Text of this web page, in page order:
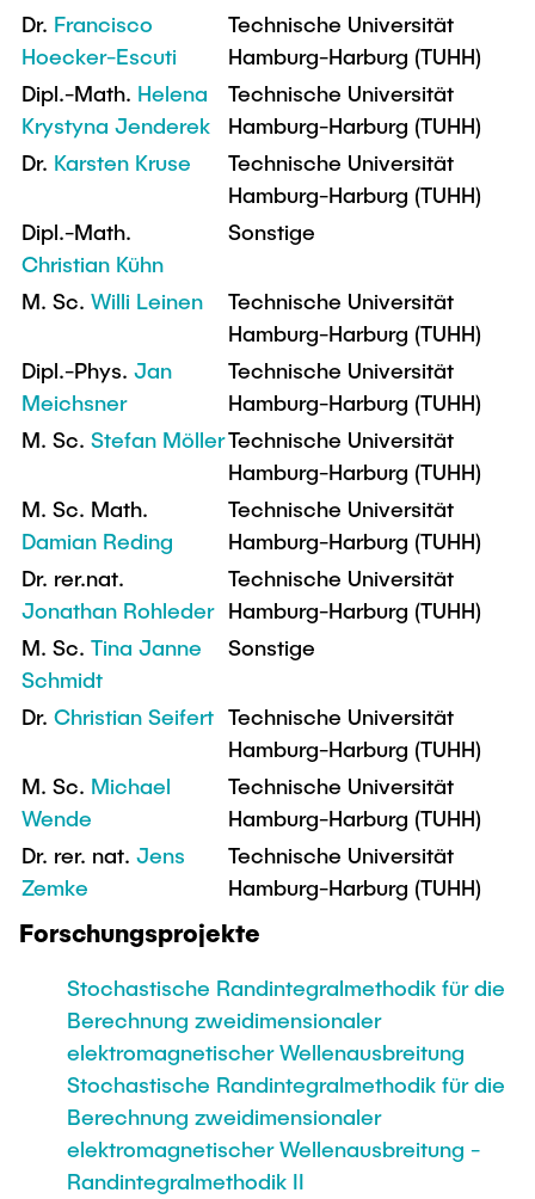
Dr. Francisco
Hoecker-Escuti
Technische Universität
Hamburg-Harburg (TUHH)
Dipl.-Math. Helena
Krystyna Jenderek
Technische Universität
Hamburg-Harburg (TUHH)
Dr. Karsten Kruse
Technische Universität
Hamburg-Harburg (TUHH)
Dipl.-Math.
Christian Kühn
Sonstige
M. Sc. Willi Leinen
Technische Universität
Hamburg-Harburg (TUHH)
Dipl.-Phys. Jan
Meichsner
Technische Universität
Hamburg-Harburg (TUHH)
M. Sc. Stefan MöllerTechnische Universität
Hamburg-Harburg (TUHH)
M. Sc. Math.
Damian Reding
Technische Universität
Hamburg-Harburg (TUHH)
Dr. rer.nat.
Jonathan Rohleder
Technische Universität
Hamburg-Harburg (TUHH)
M. Sc. Tina Janne
Schmidt
Sonstige
Dr. Christian Seifert Technische Universität
Hamburg-Harburg (TUHH)
M. Sc. Michael
Wende
Technische Universität
Hamburg-Harburg (TUHH)
Dr. rer. nat. Jens
Zemke
Technische Universität
Hamburg-Harburg (TUHH)
Forschungsprojekte
Stochastische Randintegralmethodik für die
Berechnung zweidimensionaler
elektromagnetischer Wellenausbreitung
Stochastische Randintegralmethodik für die
Berechnung zweidimensionaler
elektromagnetischer Wellenausbreitung -
Randintegralmethodik II